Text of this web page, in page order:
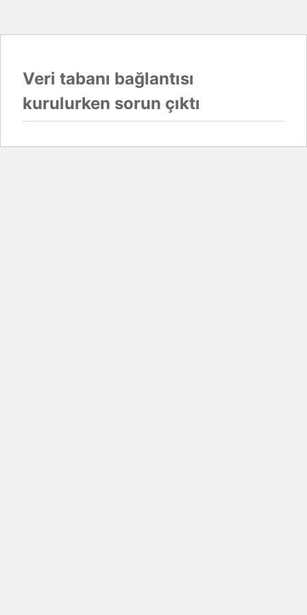
Veri tabanı bağlantısı
kurulurken sorun çıktı